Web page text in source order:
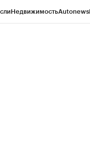
НедвижимостьAutonews